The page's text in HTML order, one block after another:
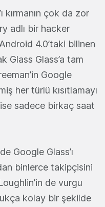
kırmanın çok da zor
adlı bir hacker
4.0’taki bilinen
Glass Glass’a tam
Google
her türlü kısıtlamayı
ise sadece birkaç saat
Google Glass’ı
binlerce takipçisini
de vurgu
kolay bir şekilde